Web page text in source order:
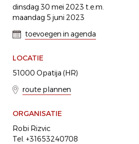
dinsdag 30 mei 2023 t.e.m.
maandag 5 juni 2023
toevoegen in agenda
LOCATIE
51000 Opatija (HR)
route plannen
ORGANISATIE
Robi Rizvic
Tel. +31653240708